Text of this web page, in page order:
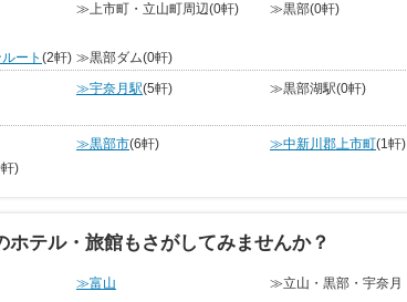
≫上市町・立山町周辺(0軒) ≫黒部(0軒)
ート (2軒) ≫黒部ダム(0軒)
≫宇奈月駅(5軒) ≫黒部湖駅(0軒)
≫黒部市(6軒) ≫中新川郡上市町(1軒)
)
ホテル・旅館もさがしてみませんか？
≫富山 ≫立山・黒部・宇奈月